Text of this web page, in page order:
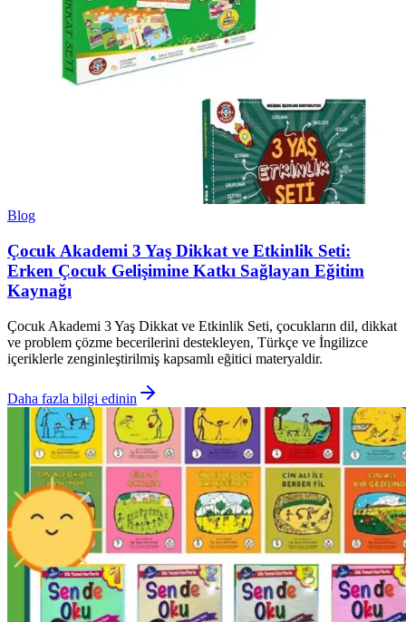
Blog
Çocuk Akademi 3 Yaş Dikkat ve Etkinlik Seti:
Erken Çocuk Gelişimine Katkı Sağlayan Eğitim
Kaynağı
Çocuk Akademi 3 Yaş Dikkat ve Etkinlik Seti, çocukların dil, dikkat
ve problem çözme becerilerini destekleyen, Türkçe ve İngilizce
içeriklerle zenginleştirilmiş kapsamlı eğitici materyaldir.
Daha fazla bilgi edinin